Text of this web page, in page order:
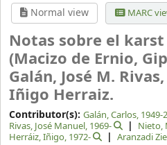
Normal view MARC
Notas sobre el
(Macizo de Ernio,
Galán, José M.
Iñigo Herraiz.
Contributor(s): Galán, Carlos, 1949-
Rivas, José Manuel, 1969- Nieto,
Herráiz, Iñigo, 1972- Aranzadi